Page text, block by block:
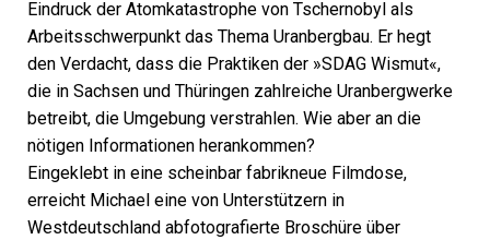
Eindruck der Atomkatastrophe von Tschernobyl als
Arbeitsschwerpunkt das Thema Uranbergbau. Er hegt
den Verdacht, dass die Praktiken der »SDAG Wismut«,
die in Sachsen und Thüringen zahlreiche Uranbergwerke
betreibt, die Umgebung verstrahlen. Wie aber an die
nötigen Informationen herankommen?
Eingeklebt in eine scheinbar fabrikneue Filmdose,
erreicht Michael eine von Unterstützern in
Westdeutschland abfotografierte Broschüre über